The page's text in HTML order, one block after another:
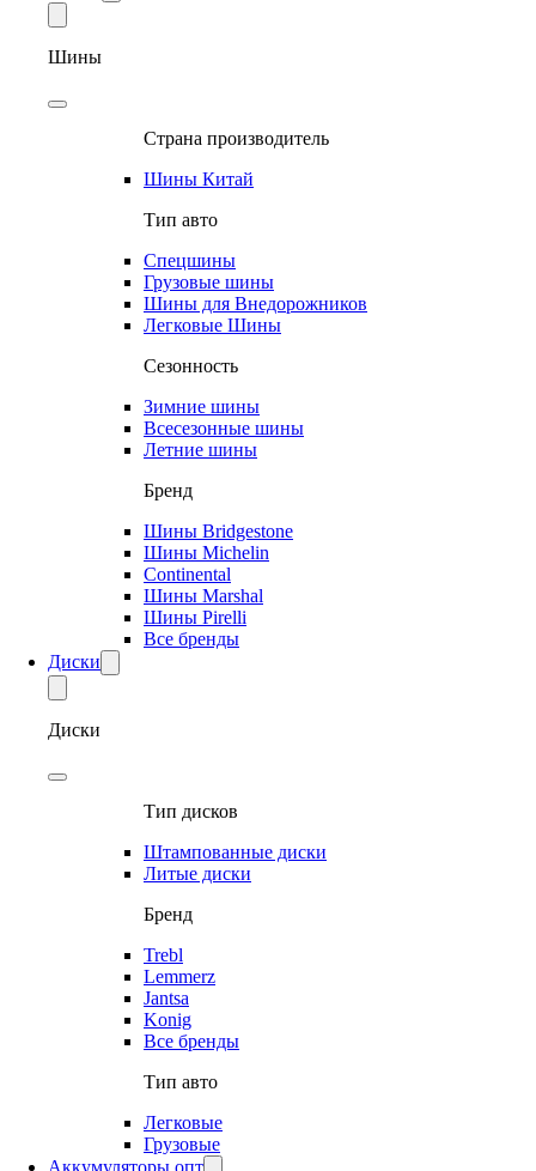
Шины
Страна производитель
Шины Китай
Тип авто
Спецшины
Грузовые шины
Шины для Внедорожников
Легковые Шины
Сезонность
Зимние шины
Всесезонные шины
Летние шины
Бренд
Шины Bridgestone
Шины Michelin
Continental
Шины Marshal
Шины Pirelli
Все бренды
Диски
Диски
Тип дисков
Штампованные диски
Литые диски
Бренд
Trebl
Lemmerz
Jantsa
Konig
Все бренды
Тип авто
Легковые
Грузовые
Аккумуляторы опт